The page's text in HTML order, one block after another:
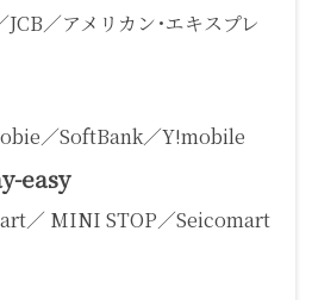
／アメリカン･エキスプレ
／SoftBank／Y!mobile
easy
／ MINI STOP／Seicomart